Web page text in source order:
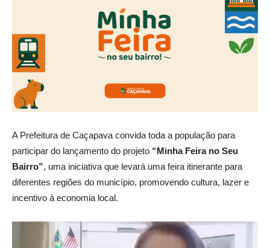
A Prefeitura de Caçapava convida toda a população para
participar do lançamento do projeto “Minha Feira no Seu
Bairro”, uma iniciativa que levará uma feira itinerante para
diferentes regiões do município, promovendo cultura, lazer e
incentivo à economia local.